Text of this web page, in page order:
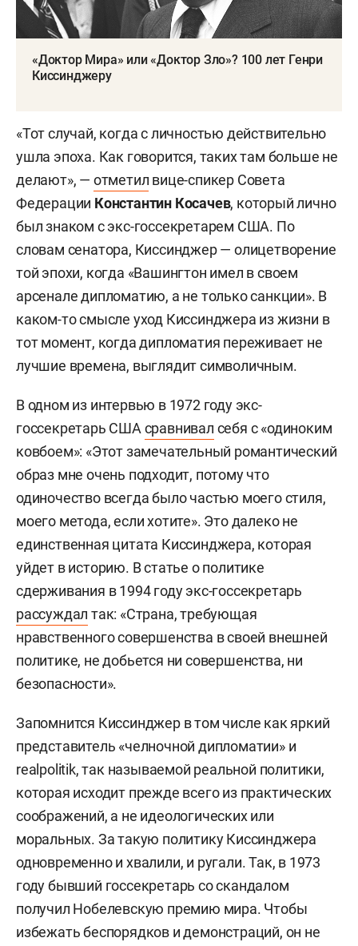
«Доктор Мира» или «Доктор Зло»? 100 лет Генри
Киссинджеру
«Тот случай, когда с личностью действительно
ушла эпоха. Как говорится, таких там больше не
делают», — отметил вице-спикер Совета
Федерации Константин Косачев, который лично
был знаком с экс-госсекретарем США. По
словам сенатора, Киссинджер — олицетворение
той эпохи, когда «Вашингтон имел в своем
арсенале дипломатию, а не только санкции». В
каком-то смысле уход Киссинджера из жизни в
тот момент, когда дипломатия переживает не
лучшие времена, выглядит символичным.
В одном из интервью в 1972 году экс-
госсекретарь США сравнивал себя с «одиноким
ковбоем»: «Этот замечательный романтический
образ мне очень подходит, потому что
одиночество всегда было частью моего стиля,
моего метода, если хотите». Это далеко не
единственная цитата Киссинджера, которая
уйдет в историю. В статье о политике
сдерживания в 1994 году экс-госсекретарь
рассуждал так: «Страна, требующая
нравственного совершенства в своей внешней
политике, не добьется ни совершенства, ни
безопасности».
Запомнится Киссинджер в том числе как яркий
представитель «челночной дипломатии» и
realpolitik, так называемой реальной политики,
которая исходит прежде всего из практических
соображений, а не идеологических или
моральных. За такую политику Киссинджера
одновременно и хвалили, и ругали. Так, в 1973
году бывший госсекретарь со скандалом
получил Нобелевскую премию мира. Чтобы
избежать беспорядков и демонстраций, он не